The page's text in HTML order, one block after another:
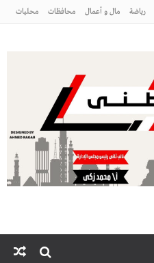
رياضة مال و أعمال محافظات محليات